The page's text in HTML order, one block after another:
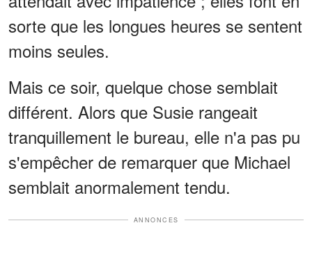
sorte que les longues heures se sentent
moins seules.
Mais ce soir, quelque chose semblait
différent. Alors que Susie rangeait
tranquillement le bureau, elle n'a pas pu
s'empêcher de remarquer que Michael
semblait anormalement tendu.
ANNONCES